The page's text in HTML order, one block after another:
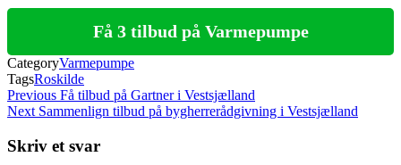
Få 3 tilbud på Varmepumpe
CategoryVarmepumpe
TagsRoskilde
Indlægsnavigation
Previous
Post
Previous Få tilbud på Gartner i Vestsjælland
Next
Next Sammenlign tilbud på bygherrerådgivning i Vestsjælland
Skriv et svar